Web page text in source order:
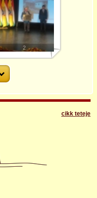
2
cikk teteje